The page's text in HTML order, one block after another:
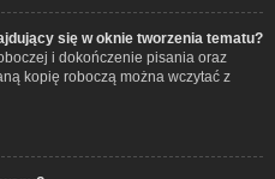
się w oknie tworzenia tematu?
i dokończenie pisania oraz
kopię roboczą można wczytać z